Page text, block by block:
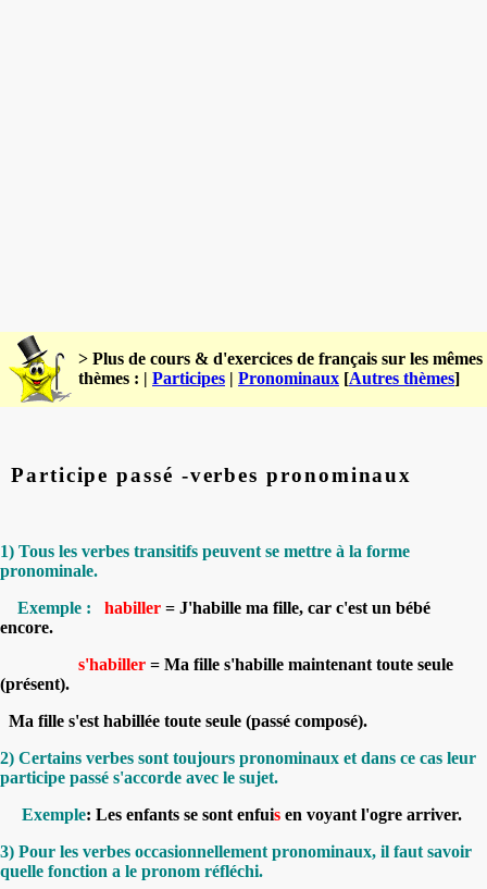
> Plus de cours & d'exercices de français sur les mêmes
thèmes : | Participes | Pronominaux [Autres thèmes]
Participe passé -verbes pronominaux
1) Tous les verbes transitifs peuvent se mettre à la forme
pronominale.
Exemple :
habiller = J'habille ma fille, car c'est un bébé
encore.
s'habiller = Ma fille s'habille maintenant toute seule
(présent).
Ma fille s'est habillée toute seule (passé composé).
2) Certains verbes sont toujours pronominaux et dans ce cas leur
participe passé s'accorde avec le sujet.
Exemple: Les enfants se sont enfuis en voyant l'ogre arriver.
3) Pour les verbes occasionnellement pronominaux, il faut savoir
quelle fonction a le pronom réfléchi.